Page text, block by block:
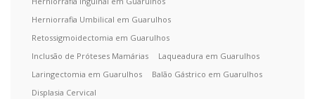
Herniorrafia Umbilical em Guarulhos
Retossigmoidectomia em Guarulhos
Inclusão de Próteses Mamárias
Laqueadura em Guarulhos
Laringectomia em Guarulhos
Balão Gástrico em Guarulhos
Displasia Cervical